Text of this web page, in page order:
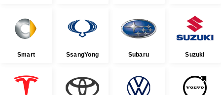
Smart SsangYong Subaru Suzuki